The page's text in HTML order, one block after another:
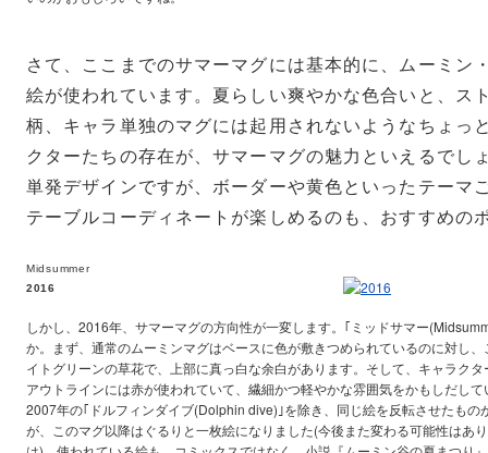
さて、ここまでのサマーマグには基本的に、ムーミン
絵が使われています。夏らしい爽やかな色合いと、ス
柄、キャラ単独のマグには起用されないようなちょっ
クターたちの存在が、サマーマグの魅力といえるでし
単発デザインですが、ボーダーや黄色といったテーマ
テーブルコーディネートが楽しめるのも、おすすめの
Midsummer
2016
しかし、2016年、サマーマグの方向性が一変します。｢ミッドサマー
か。まず、通常のムーミンマグはベースに色が敷きつめられているのに対し
イトグリーンの草花で、上部に真っ白な余白があります。そして、キャラク
アウトラインには赤が使われていて、繊細かつ軽やかな雰囲気をかもしだし
2007年の｢ドルフィンダイブ(Dolphin dive)｣を除き、同じ絵を反転させたもの
が、このマグ以降はぐるりと一枚絵になりました(今後また変わる可能性はあ